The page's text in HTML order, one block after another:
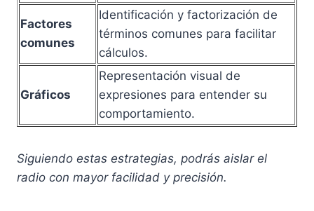
Factores
comunes
Identificación y factorización de
términos comunes para facilitar
cálculos.
Gráficos
Representación visual de
expresiones para entender su
comportamiento.
Siguiendo estas estrategias, podrás aislar el
radio con mayor facilidad y precisión.